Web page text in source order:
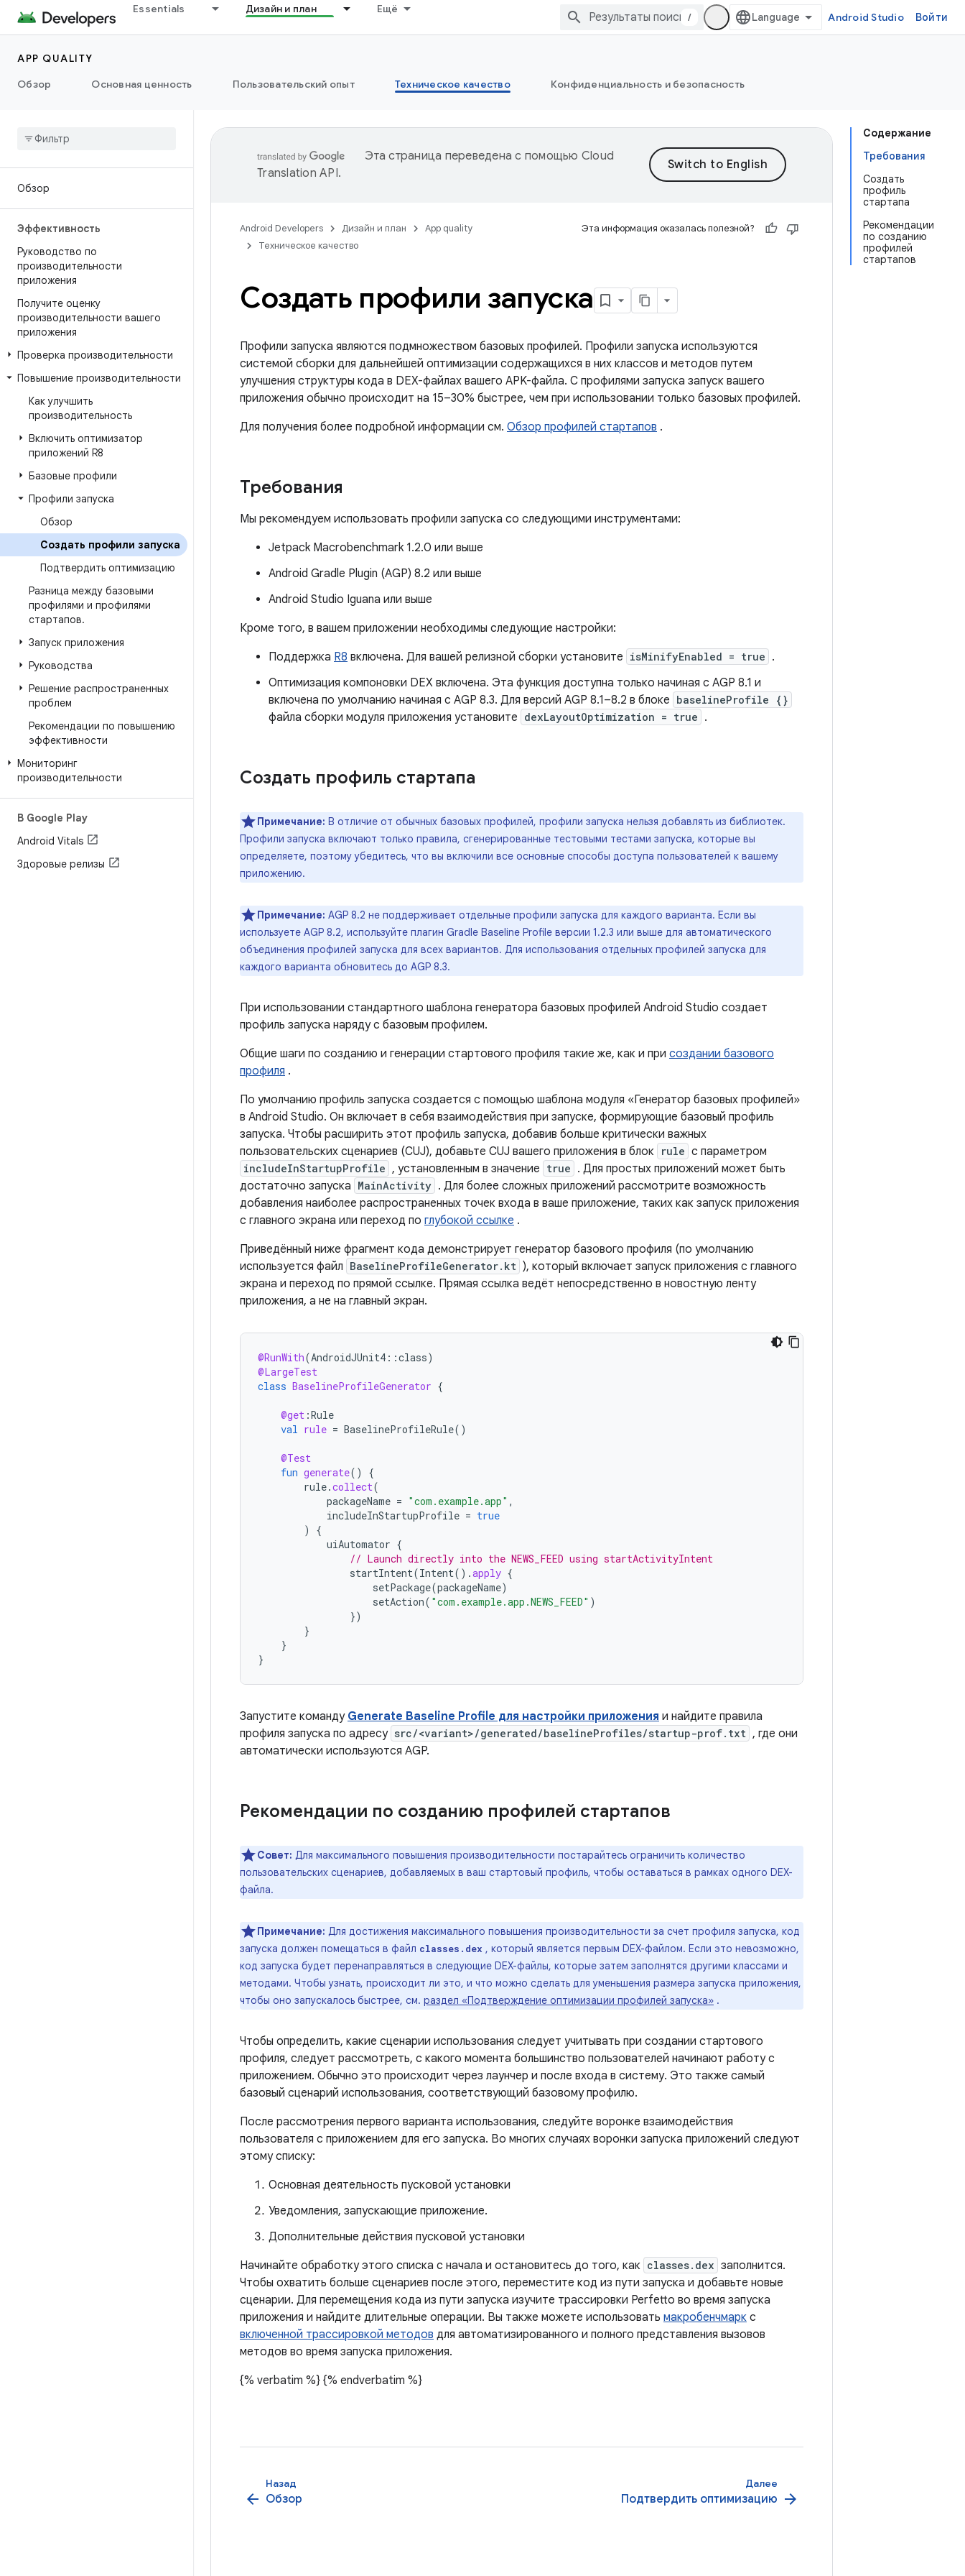
Essentials Дизайн и план Ещё
/ Android Studio Войти
APP QUALITY
Обзор
Основная ценность Пользовательский опыт Техническое качество Конфиденциальность и безопасность
Обзор
Эффективность
Руководство по
производительности
приложения
Получите оценку
производительности вашего
приложения
Проверка производительности
Повышение производительности
Как улучшить
производительность
Включить оптимизатор
приложений R8
Базовые профили
Профили запуска
Обзор
Создать профили запуска
Подтвердить оптимизацию
Разница между базовыми
профилями и профилями
стартапов.
Запуск приложения
Руководства
Решение распространенных
проблем
Рекомендации по повышению
эффективности
Мониторинг
производительности
В Google Play
Android Vitals
Здоровые релизы
Содержание
Требования
Создать
профиль
стартапа
Рекомендации
по созданию
профилей
стартапов
Эта страница переведена с помощью Cloud
Translation API.
Android Developers Дизайн и план
App quality
Техническое качество
Эта информация оказалась полезной?
Создать профили запуска
Профили запуска являются подмножеством базовых профилей. Профили запуска используются
системой сборки для дальнейшей оптимизации содержащихся в них классов и методов путем
улучшения структуры кода в DEX-файлах вашего APK-файла. С профилями запуска запуск вашего
приложения обычно происходит на 15–30% быстрее, чем при использовании только базовых профилей.
Для получения более подробной информации см. Обзор профилей стартапов .
Требования
Мы рекомендуем использовать профили запуска со следующими инструментами:
Jetpack Macrobenchmark 1.2.0 или выше
Android Gradle Plugin (AGP) 8.2 или выше
Android Studio Iguana или выше
Кроме того, в вашем приложении необходимы следующие настройки:
Поддержка R8 включена. Для вашей релизной сборки установите isMinifyEnabled = true .
Оптимизация компоновки DEX включена. Эта функция доступна только начиная с AGP 8.1 и
включена по умолчанию начиная с AGP 8.3. Для версий AGP 8.1–8.2 в блоке baselineProfile {}
файла сборки модуля приложения установите dexLayoutOptimization = true .
Создать профиль стартапа
Примечание: В отличие от обычных базовых профилей, профили запуска нельзя добавлять из библиотек.
Профили запуска включают только правила, сгенерированные тестовыми тестами запуска, которые вы
определяете, поэтому убедитесь, что вы включили все основные способы доступа пользователей к вашему
приложению.
Примечание: AGP 8.2 не поддерживает отдельные профили запуска для каждого варианта. Если вы
используете AGP 8.2, используйте плагин Gradle Baseline Profile версии 1.2.3 или выше для автоматического
объединения профилей запуска для всех вариантов. Для использования отдельных профилей запуска для
каждого варианта обновитесь до AGP 8.3.
При использовании стандартного шаблона генератора базовых профилей Android Studio создает
профиль запуска наряду с базовым профилем.
Общие шаги по созданию и генерации стартового профиля такие же, как и при создании базового
профиля .
По умолчанию профиль запуска создается с помощью шаблона модуля «Генератор базовых профилей»
в Android Studio. Он включает в себя взаимодействия при запуске, формирующие базовый профиль
запуска. Чтобы расширить этот профиль запуска, добавив больше критически важных
пользовательских сценариев (CUJ), добавьте CUJ вашего приложения в блок rule с параметром
includeInStartupProfile , установленным в значение true . Для простых приложений может быть
достаточно запуска MainActivity . Для более сложных приложений рассмотрите возможность
добавления наиболее распространенных точек входа в ваше приложение, таких как запуск приложения
с главного экрана или переход по глубокой ссылке .
Приведённый ниже фрагмент кода демонстрирует генератор базового профиля (по умолчанию
используется файл BaselineProfileGenerator.kt ), который включает запуск приложения с главного
экрана и переход по прямой ссылке. Прямая ссылка ведёт непосредственно в новостную ленту
приложения, а не на главный экран.
@RunWith(AndroidJUnit4 ::class)
@LargeTest
class BaselineProfileGenerator {
@get :Rule
val rule = BaselineProfileRule()
@Test
fun generate()
{
rule.collect(
packageName = "com.example.app" ,
includeInStartupProfile = true
)
{
uiAutomator {
// Launch directly into the NEWS_FEED using startActivityIntent
startIntent(Intent().apply {
setPackage(packageName)
setAction( "com.example.app.NEWS_FEED" )
})
}
}
}
Запустите команду Generate Baseline Profile для настройки приложения и найдите правила
профиля запуска по адресу src/<variant>/generated/baselineProfiles/startup-prof.txt , где они
автоматически используются AGP.
Рекомендации по созданию профилей стартапов
Совет: Для максимального повышения производительности постарайтесь ограничить количество
пользовательских сценариев, добавляемых в ваш стартовый профиль, чтобы оставаться в рамках одного DEX-
файла.
Примечание: Для достижения максимального повышения производительности за счет профиля запуска, код
запуска должен помещаться в файл classes.dex , который является первым DEX-файлом. Если это невозможно,
код запуска будет перенаправляться в следующие DEX-файлы, которые затем заполнятся другими классами и
методами. Чтобы узнать, происходит ли это, и что можно сделать для уменьшения размера запуска приложения,
чтобы оно запускалось быстрее, см. раздел «Подтверждение оптимизации профилей запуска» .
Чтобы определить, какие сценарии использования следует учитывать при создании стартового
профиля, следует рассмотреть, с какого момента большинство пользователей начинают работу с
приложением. Обычно это происходит через лаунчер и после входа в систему. Это также самый
базовый сценарий использования, соответствующий базовому профилю.
После рассмотрения первого варианта использования, следуйте воронке взаимодействия
пользователя с приложением для его запуска. Во многих случаях воронки запуска приложений следуют
этому списку:
Основная деятельность пусковой установки
Уведомления, запускающие приложение.
Дополнительные действия пусковой установки
Начинайте обработку этого списка с начала и остановитесь до того, как classes.dex заполнится.
Чтобы охватить больше сценариев после этого, переместите код из пути запуска и добавьте новые
сценарии. Для перемещения кода из пути запуска изучите трассировки Perfetto во время запуска
приложения и найдите длительные операции. Вы также можете использовать макробенчмарк с
включенной трассировкой методов для автоматизированного и полного представления вызовов
методов во время запуска приложения.
{% verbatim %} {% endverbatim %}
Назад
arrow_back Обзор
Далее
Подтвердить оптимизацию arrow_forward